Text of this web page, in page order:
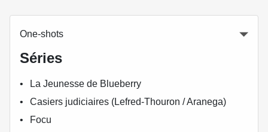
One-shots
Séries
La Jeunesse de Blueberry
Casiers judiciaires (Lefred-Thouron / Aranega)
Focu